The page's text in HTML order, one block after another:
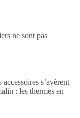
ne sont pas
s’avèrent
: les thermes en